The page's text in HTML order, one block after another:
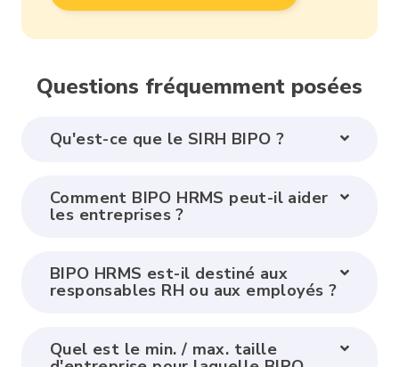
Questions fréquemment posées
Qu'est-ce que le SIRH BIPO ?
Comment BIPO HRMS peut-il aider
les entreprises ?
BIPO HRMS est-il destiné aux
responsables RH ou aux employés ?
Quel est le min. / max. taille